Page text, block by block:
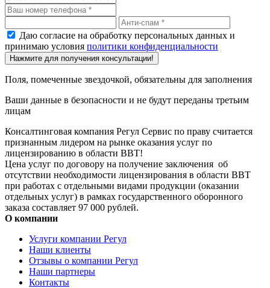
Даю согласие на обработку персональных данных и
принимаю условия политики конфиденциальности
Нажмите для получения консультации!
Поля, помеченные звездочкой, обязательны для заполнения
Ваши данные в безопасности и не будут переданы третьим
лицам
Консалтинговая компания Регул Сервис по праву считается
признанным лидером на рынке оказания услуг по
лицензированию в области ВВТ!
Цена услуг по договору на получение заключения об
отсутствии необходимости лицензирования в области ВВТ
при работах с отдельными видами продукции (оказании
отдельных услуг) в рамках государственного оборонного
заказа составляет 97 000 рублей.
О компании
Услуги компании Регул
Наши клиенты
Отзывы о компании Регул
Наши партнеры
Контакты